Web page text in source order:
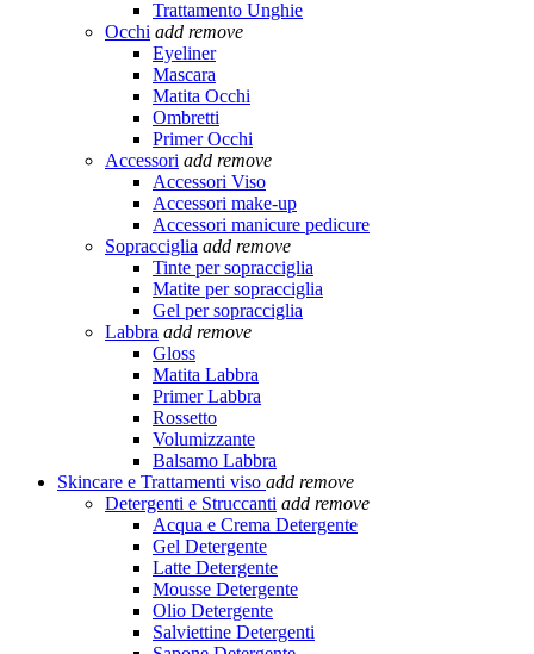
Trattamento Unghie
Occhi add remove
Eyeliner
Mascara
Matita Occhi
Ombretti
Primer Occhi
Accessori add remove
Accessori Viso
Accessori make-up
Accessori manicure pedicure
Sopracciglia add remove
Tinte per sopracciglia
Matite per sopracciglia
Gel per sopracciglia
Labbra add remove
Gloss
Matita Labbra
Primer Labbra
Rossetto
Volumizzante
Balsamo Labbra
Skincare e Trattamenti viso add remove
Detergenti e Struccanti add remove
Acqua e Crema Detergente
Gel Detergente
Latte Detergente
Mousse Detergente
Olio Detergente
Salviettine Detergenti